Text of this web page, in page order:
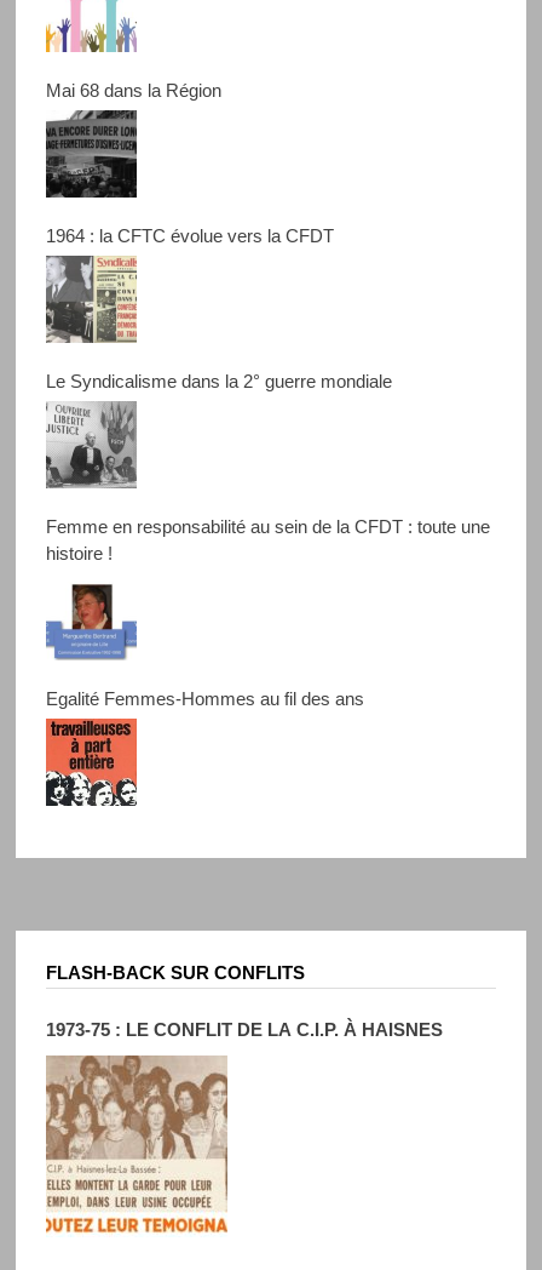
Mai 68 dans la Région
1964 : la CFTC évolue vers la CFDT
Le Syndicalisme dans la 2° guerre mondiale
Femme en responsabilité au sein de la CFDT : toute une
histoire !
Egalité Femmes-Hommes au fil des ans
FLASH-BACK SUR CONFLITS
1973-75 : LE CONFLIT DE LA C.I.P. À HAISNES